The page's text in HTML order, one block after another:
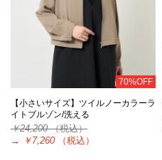
70%OFF
【小さいサイズ】ツイルノーカラーラ
イトブルゾン/洗える
￥24,200（税込）
→
￥7,260 （税込）